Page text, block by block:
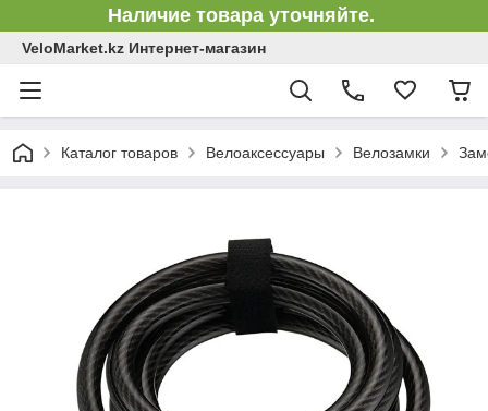
Наличие товара уточняйте.
VeloMarket.kz Интернет-магазин
Каталог товаров Велоаксессуары Велозамки